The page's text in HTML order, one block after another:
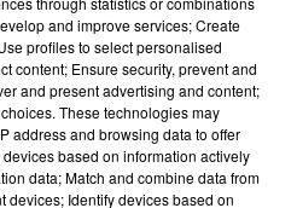
and improve services; Create
profiles to select personalised
content; Ensure security, prevent and
and present advertising and content;
These technologies may
address and browsing data to offer
based on information actively
data; Match and combine data from
devices; Identify devices based on